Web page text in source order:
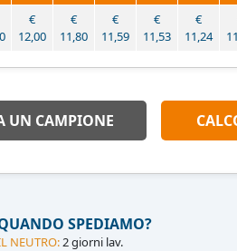
€
12,00
€
11,80
€
11,59
€
11,53
€
11,24
UN CAMPIONE
SPEDIAMO?
NEUTRO:2 giorni lav.